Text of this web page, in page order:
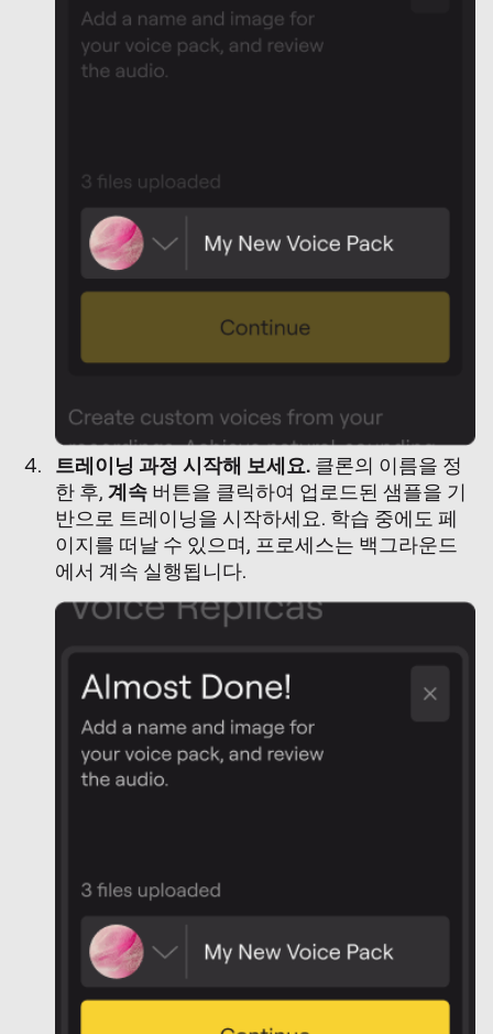
트레이닝 과정 시작해 보세요. 클론의 이름을 정
한 후, 계속 버튼을 클릭하여 업로드된 샘플을 기
반으로 트레이닝을 시작하세요. 학습 중에도 페
이지를 떠날 수 있으며, 프로세스는 백그라운드
에서 계속 실행됩니다.